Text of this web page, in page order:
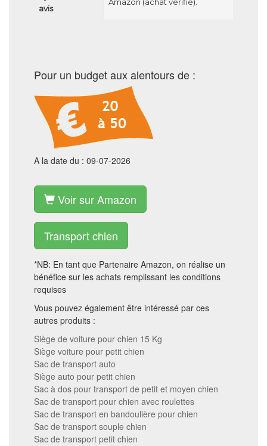
avis
Amazon (achat vérifié).
Pour un budget aux alentours de :
A la date du : 09-07-2026
Voir sur Amazon
Transport chien
*NB: En tant que Partenaire Amazon, on réalise un
bénéfice sur les achats remplissant les conditions
requises
Vous pouvez également être intéressé par ces
autres produits :
Siège de voiture pour chien 15 Kg
Siège voiture pour petit chien
Sac de transport auto
Siège auto pour petit chien
Sac à dos pour transport de petit et moyen chien
Sac de transport pour chien avec roulettes
Sac de transport en bandoulière pour chien
Sac de transport souple chien
Sac de transport petit chien